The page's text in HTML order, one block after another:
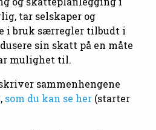
tar selskaper og
i bruk særregler tilbudt i
sin skatt på en måte
mulighet til.
sammenhengene
som du kan se her (starter